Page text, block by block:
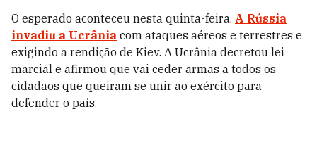
O esperado aconteceu nesta quinta-feira. A Rússia
invadiu a Ucrânia com ataques aéreos e terrestres e
exigindo a rendição de Kiev. A Ucrânia decretou lei
marcial e afirmou que vai ceder armas a todos os
cidadãos que queiram se unir ao exército para
defender o país.